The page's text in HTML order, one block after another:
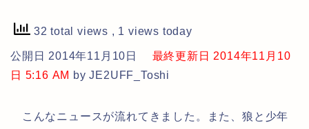
32 total views , 1 views today
公開日 2014年11月10日
最終更新日 2014年11月10
日 5:16 AM by JE2UFF_Toshi
こんなニュースが流れてきました。また、狼と少年